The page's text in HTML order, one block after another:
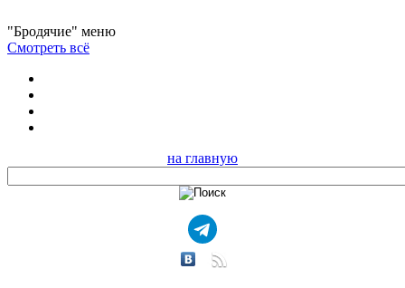
"Бродячие" меню
Смотреть всё
на главную